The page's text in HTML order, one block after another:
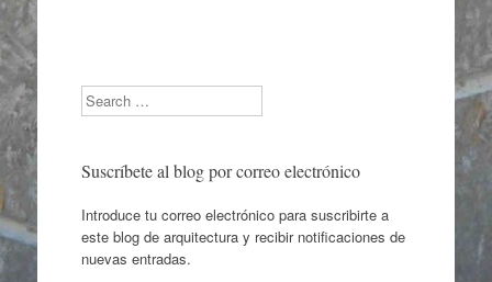
Search
Suscríbete al blog por correo electrónico
Introduce tu correo electrónico para suscribirte a
este blog de arquitectura y recibir notificaciones de
nuevas entradas.